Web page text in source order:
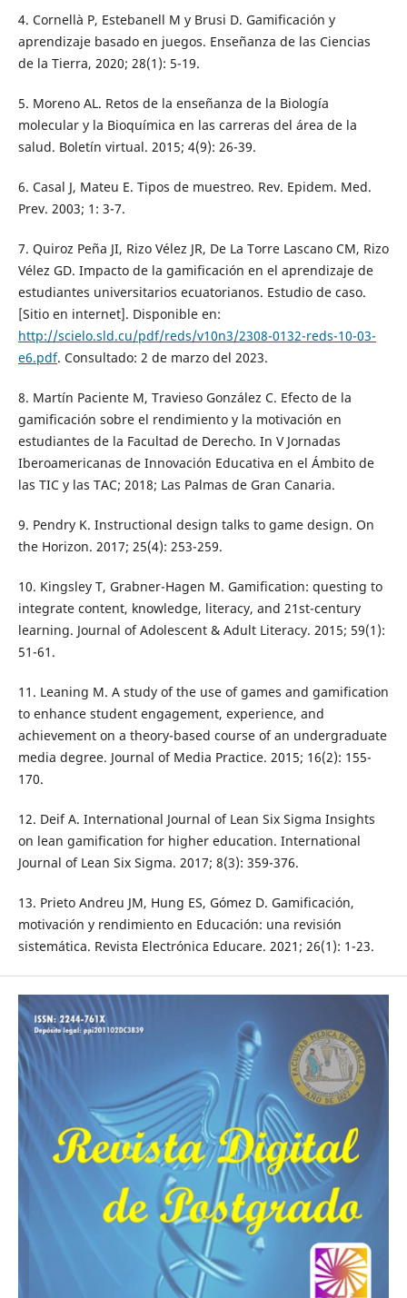
4. Cornellà P, Estebanell M y Brusi D. Gamificación y
aprendizaje basado en juegos. Enseñanza de las Ciencias
de la Tierra, 2020; 28(1): 5-19.
5. Moreno AL. Retos de la enseñanza de la Biología
molecular y la Bioquímica en las carreras del área de la
salud. Boletín virtual. 2015; 4(9): 26-39.
6. Casal J, Mateu E. Tipos de muestreo. Rev. Epidem. Med.
Prev. 2003; 1: 3-7.
7. Quiroz Peña JI, Rizo Vélez JR, De La Torre Lascano CM, Rizo
Vélez GD. Impacto de la gamificación en el aprendizaje de
estudiantes universitarios ecuatorianos. Estudio de caso.
[Sitio en internet]. Disponible en:
http://scielo.sld.cu/pdf/reds/v10n3/2308-0132-reds-10-03-
e6.pdf. Consultado: 2 de marzo del 2023.
8. Martín Paciente M, Travieso González C. Efecto de la
gamificación sobre el rendimiento y la motivación en
estudiantes de la Facultad de Derecho. In V Jornadas
Iberoamericanas de Innovación Educativa en el Ámbito de
las TIC y las TAC; 2018; Las Palmas de Gran Canaria.
9. Pendry K. Instructional design talks to game design. On
the Horizon. 2017; 25(4): 253-259.
10. Kingsley T, Grabner-Hagen M. Gamification: questing to
integrate content, knowledge, literacy, and 21st-century
learning. Journal of Adolescent & Adult Literacy. 2015; 59(1):
51-61.
11. Leaning M. A study of the use of games and gamification
to enhance student engagement, experience, and
achievement on a theory-based course of an undergraduate
media degree. Journal of Media Practice. 2015; 16(2): 155-
170.
12. Deif A. International Journal of Lean Six Sigma Insights
on lean gamification for higher education. International
Journal of Lean Six Sigma. 2017; 8(3): 359-376.
13. Prieto Andreu JM, Hung ES, Gómez D. Gamificación,
motivación y rendimiento en Educación: una revisión
sistemática. Revista Electrónica Educare. 2021; 26(1): 1-23.